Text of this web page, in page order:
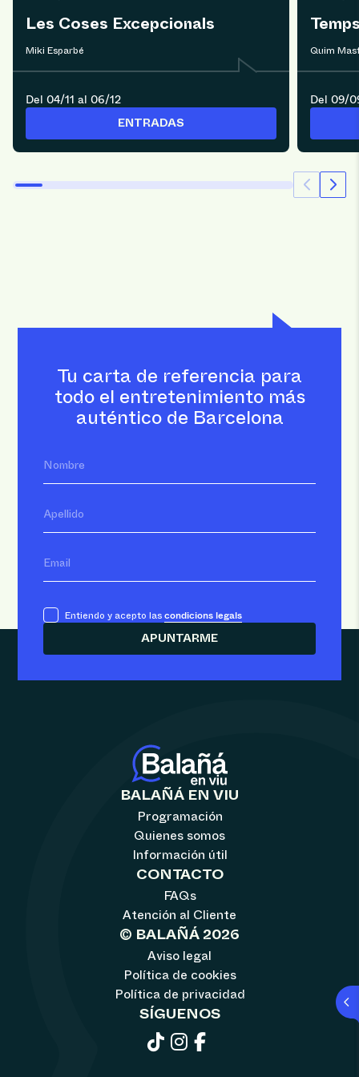
Les Coses Excepcionals
Miki Esparbé
Del 04/11 al 06/12
ENTRADAS
Quim
Del 09/
Tu carta de referencia para
todo el entretenimiento más
auténtico de Barcelona
Nombre
Apellido
Email
Entiendo y acepto lascondicions legals
BALAÑÁ EN VIU
Programación
Quienes somos
Información útil
CONTACTO
FAQs
Atención al Cliente
© BALAÑÁ 2026
Aviso legal
Política de cookies
Política de privacidad
SÍGUENOS